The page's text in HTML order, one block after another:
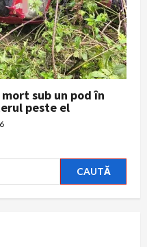
sub un pod în
peste el